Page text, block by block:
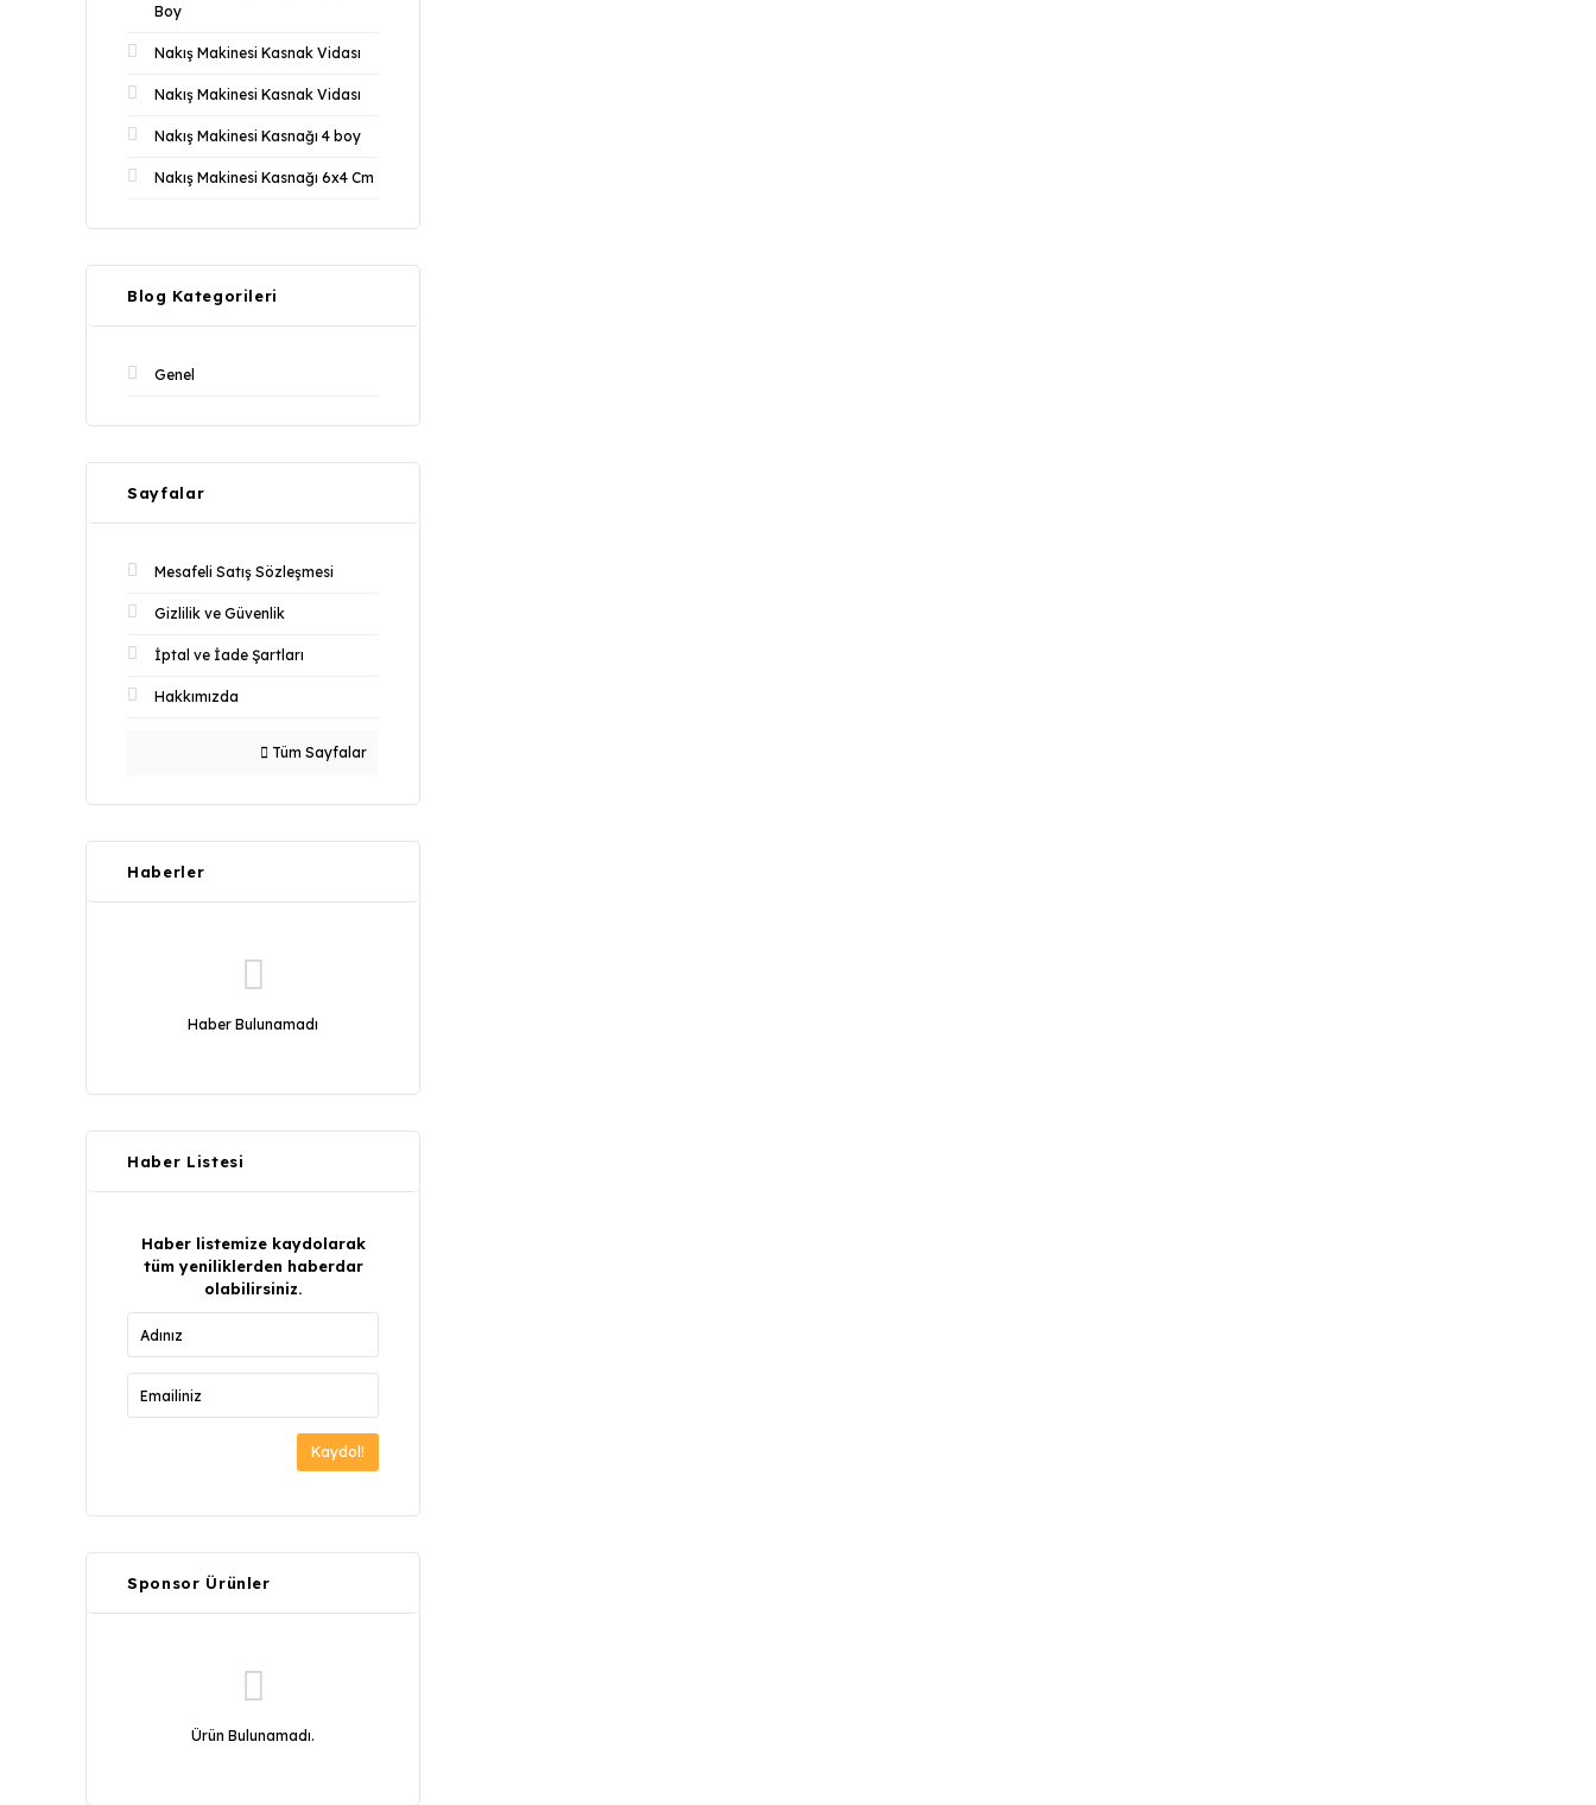
Boy
Nakış Makinesi Kasnak Vidası
Nakış Makinesi Kasnak Vidası
Nakış Makinesi Kasnağı 4 boy
Nakış Makinesi Kasnağı 6x4 Cm
Blog Kategorileri
Genel
Sayfalar
Mesafeli Satış Sözleşmesi
Gizlilik ve Güvenlik
İptal ve İade Şartları
Hakkımızda
Tüm Sayfalar
Haberler
Haber Bulunamadı
Haber Listesi
Haber listemize kaydolarak
tüm yeniliklerden haberdar
olabilirsiniz.
Kaydol!
Sponsor Ürünler
Ürün Bulunamadı.